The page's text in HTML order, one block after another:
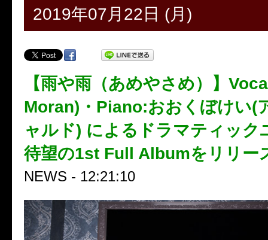
2019年07月22日 (月)
【雨や雨（あめやさめ）】
Moran)・Piano:おおくぼけい(
ャルド) によるドラマティック
待望の1st Full Albumをリリー
NEWS - 12:21:10